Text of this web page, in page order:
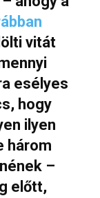
vitát
esélyes
hogy
ilyen
három
–
előtt,